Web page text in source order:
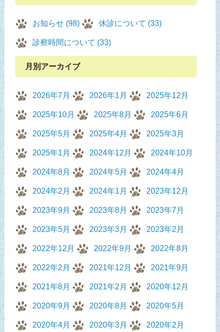
お知らせ (98) 休診について (33)
診察時間について (33)
月別アーカイブ
2026年7月 2026年1月 2025年12月
2025年10月 2025年8月 2025年6月
2025年5月 2025年4月 2025年3月
2025年1月 2024年12月 2024年10月
2024年8月 2024年5月 2024年4月
2024年2月 2024年1月 2023年12月
2023年9月 2023年8月 2023年7月
2023年5月 2023年3月 2023年2月
2022年12月 2022年9月 2022年8月
2022年2月 2021年12月 2021年9月
2021年8月 2021年2月 2020年12月
2020年9月 2020年8月 2020年5月
2020年4月 2020年3月 2020年2月